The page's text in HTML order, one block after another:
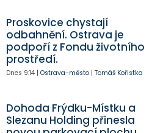
Proskovice chystají
odbahnění. Ostrava je
podpoří z Fondu životního
prostředí.
Dnes 9:14| Ostrava-město| Tomáš Kořistka
Dohoda Frýdku-Místku a
Slezanu Holding přinesla